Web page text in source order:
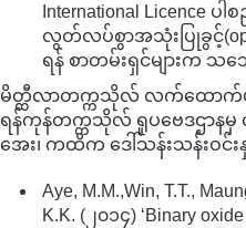
International Licence
လွတ်လပ်စွာအသုံးပြုခွင့်
ရန် စာတမ်းရှင်များက သ
မိတ္ထီလာတက္ကသိုလ် လက်ထောက်ပါ
ရန်ကုန်တက္ကသိုလ် ရူပဗေဒဌာန
အေး၊ ကထိက ဒေါ်သန်းသန်းဝင်း
Aye, M.M.,Win, T.T.,
K.K. (၂၀၁၄) ‘Binary